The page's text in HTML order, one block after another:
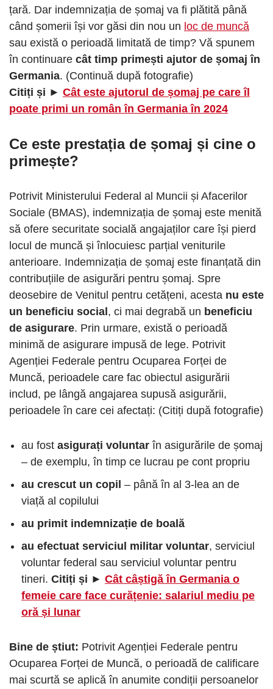
țară. Dar indemnizația de șomaj va fi plătită până
când șomerii își vor găsi din nou un loc de muncă
sau există o perioadă limitată de timp? Vă spunem
în continuare cât timp primești ajutor de șomaj în
Germania. (Continuă după fotografie)
Citiți și ► Cât este ajutorul de șomaj pe care îl
poate primi un român în Germania în 2024
Ce este prestația de șomaj și cine o
primește?
Potrivit Ministerului Federal al Muncii și Afacerilor
Sociale (BMAS), indemnizația de șomaj este menită
să ofere securitate socială angajaților care își pierd
locul de muncă și înlocuiesc parțial veniturile
anterioare. Indemnizația de șomaj este finanțată din
contribuțiile de asigurări pentru șomaj. Spre
deosebire de Venitul pentru cetățeni, acesta nu este
un beneficiu social, ci mai degrabă un beneficiu
de asigurare. Prin urmare, există o perioadă
minimă de asigurare impusă de lege. Potrivit
Agenției Federale pentru Ocuparea Forței de
Muncă, perioadele care fac obiectul asigurării
includ, pe lângă angajarea supusă asigurării,
perioadele în care cei afectați: (Citiți după fotografie)
au fost asigurați voluntar în asigurările de șomaj
– de exemplu, în timp ce lucrau pe cont propriu
au crescut un copil – până în al 3-lea an de
viață al copilului
au primit indemnizație de boală
au efectuat serviciul militar voluntar, serviciul
voluntar federal sau serviciul voluntar pentru
tineri. Citiți și ► Cât câștigă în Germania o
femeie care face curățenie: salariul mediu pe
oră și lunar
Bine de știut: Potrivit Agenției Federale pentru
Ocuparea Forței de Muncă, o perioadă de calificare
mai scurtă se aplică în anumite condiții persoanelor